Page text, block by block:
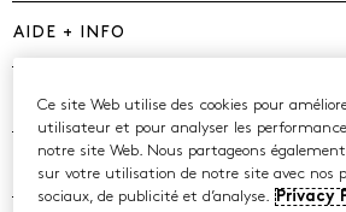
AIDE + INFO
MARQUES
Ce site Web utilise des cookies pour
utilisateur et pour analyser les
notre site Web. Nous partageons
sur votre utilisation de notre site avec nos
sociaux, de publicité et d’analyse. Privacy